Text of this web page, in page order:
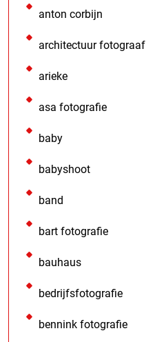
anton corbijn
architectuur fotograaf
arieke
asa fotografie
baby
babyshoot
band
bart fotografie
bauhaus
bedrijfsfotografie
bennink fotografie